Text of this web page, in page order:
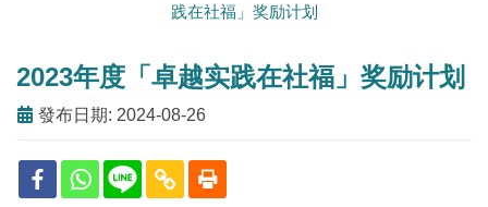
践在社福」奖励计划
2023年度「卓越实践在社福」奖励计划
發布日期: 2024-08-26